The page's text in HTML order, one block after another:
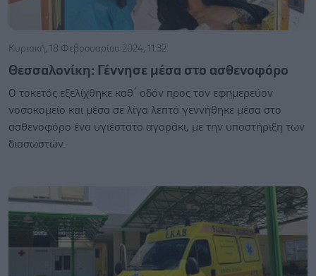
Κυριακή, 18 Φεβρουαρίου 2024, 11:32
Θεσσαλονίκη: Γέννησε μέσα στο ασθενοφόρο
Ο τοκετός εξελίχθηκε καθ΄ οδόν προς τον εφημερεύον
νοσοκομείο και μέσα σε λίγα λεπτά γεννήθηκε μέσα στο
ασθενοφόρο ένα υγιέστατο αγοράκι, με την υποστήριξη των
διασωστών.